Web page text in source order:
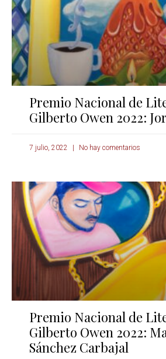
Premio Nacional de
Gilberto Owen 2022:
7 julio, 2022 No hay comentarios
Premio Nacional de
Gilberto Owen 2022:
Sánchez Carbajal